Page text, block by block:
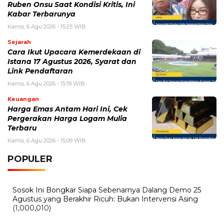
Ruben Onsu Saat Kondisi Kritis, Ini
Kabar Terbarunya
Kamis, 6 Agu 2026 - 15:25 WIB
Sejarah
Cara Ikut Upacara Kemerdekaan di
Istana 17 Agustus 2026, Syarat dan
Link Pendaftaran
Kamis, 6 Agu 2026 - 15:19 WIB
Keuangan
Harga Emas Antam Hari Ini, Cek
Pergerakan Harga Logam Mulia
Terbaru
Kamis, 6 Agu 2026 - 15:09 WIB
POPULER
Sosok Ini Bongkar Siapa Sebenarnya Dalang Demo 25
Agustus yang Berakhir Ricuh: Bukan Intervensi Asing
(1,000,010)